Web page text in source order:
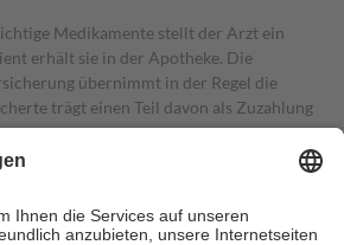
Medikamente stellt der Arzt ein
erhält sie in der Apotheke. Die
übernimmt in der Regel die
trägt einen Teil davon als Zuzahlung
Zuzahlungen in Höhe von zehn
sind jedoch nie mehr als die tatsächlichen
entrichten.